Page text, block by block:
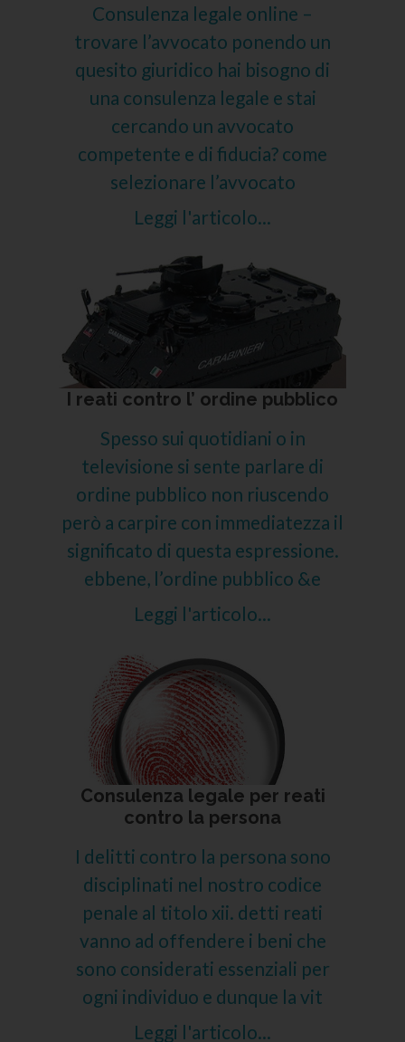
Consulenza legale online –
trovare l’avvocato ponendo un
quesito giuridico hai bisogno di
una consulenza legale e stai
cercando un avvocato
competente e di fiducia? come
selezionare l’avvocato
Leggi l'articolo...
I reati contro l’ ordine pubblico
Spesso sui quotidiani o in
televisione si sente parlare di
ordine pubblico non riuscendo
però a carpire con immediatezza il
significato di questa espressione.
ebbene, l’ordine pubblico &e
Leggi l'articolo...
Consulenza legale per reati
contro la persona
I delitti contro la persona sono
disciplinati nel nostro codice
penale al titolo xii. detti reati
vanno ad offendere i beni che
sono considerati essenziali per
ogni individuo e dunque la vit
Leggi l'articolo...